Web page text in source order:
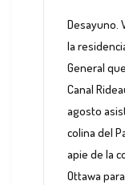
Desayuno.
la
General
Canal
agosto
colina del
apie de la
Ottawa